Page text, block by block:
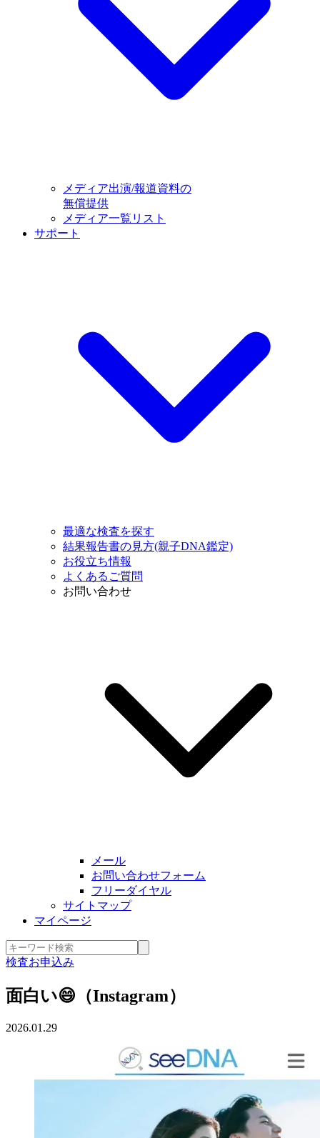
メディア出演/報道資料の
無償提供
メディア一覧リスト
サポート
最適な検査を探す
結果報告書の見方(親子DNA鑑定)
お役立ち情報
よくあるご質問
お問い合わせ
メール
お問い合わせフォーム
フリーダイヤル
サイトマップ
マイページ
検査お申込み
面白い😄（Instagram）
2026.01.29